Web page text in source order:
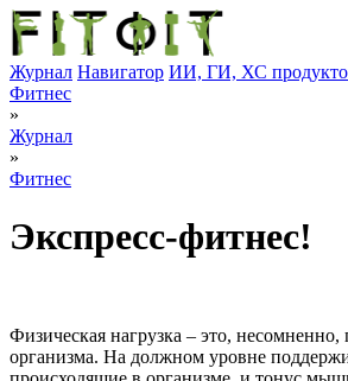
Журнал Навигатор ИИ, ГИ, ХС
Фитнес
»
Журнал
»
Фитнес
Экспресс-фитнес!
Физическая нагрузка – это, несомненно,
организма. На должном уровне